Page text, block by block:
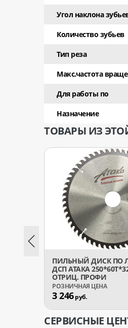
Угол наклона
Количество зубьев
Тип реза
Макс.частота
Для работы по
Назначение
ТОВАРЫ ИЗ
ПИЛЬНЫЙ ДИСК ПО
ДСП АТАКА
ОТРИЦ. ПРОФИ
3 246руб.
СЕРВИСНЫЕ